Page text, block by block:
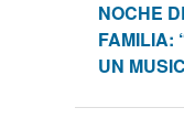
NOCHE
FAMILIA:
UN